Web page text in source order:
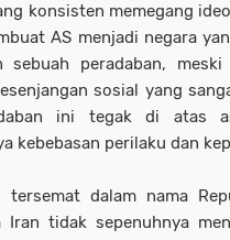
konsisten memegang
AS menjadi negara
sebuah peradaban,
sosial yang
ini tegak di atas
kebebasan perilaku dan
tersemat dalam nama
Iran tidak sepenuhnya